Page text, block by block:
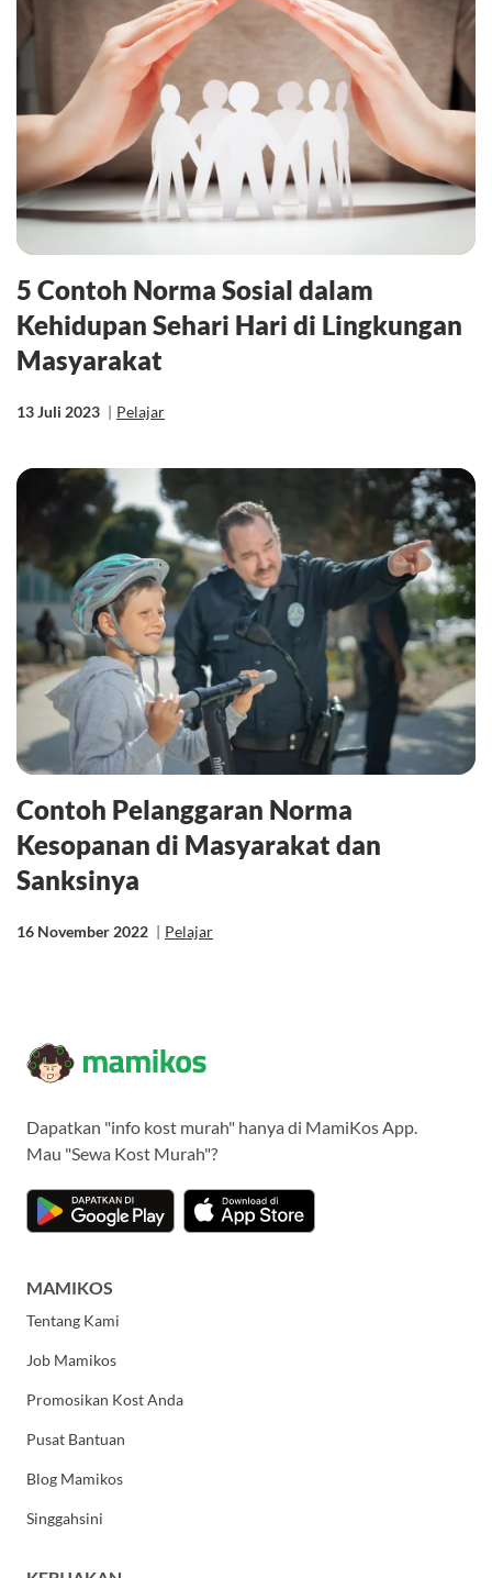
5 Contoh Norma Sosial dalam
Kehidupan Sehari Hari di Lingkungan
Masyarakat
13 Juli 2023 | Pelajar
Contoh Pelanggaran Norma
Kesopanan di Masyarakat dan
Sanksinya
16 November 2022 | Pelajar
Dapatkan "info kost murah" hanya di MamiKos App.
Mau "Sewa Kost Murah"?
MAMIKOS
Tentang Kami
Job Mamikos
Promosikan Kost Anda
Pusat Bantuan
Blog Mamikos
Singgahsini